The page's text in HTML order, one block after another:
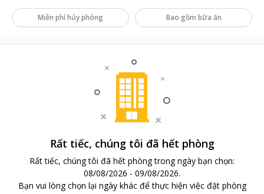
Miễn phí hủy phòng Bao gồm bữa ăn
Rất tiếc, chúng tôi đã hết phòng
Rất tiếc, chúng tôi đã hết phòng trong ngày bạn chọn:
08/08/2026 - 09/08/2026.
Bạn vui lòng chọn lại ngày khác để thực hiện việc đặt phòng